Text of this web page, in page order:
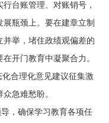
台账管理、对账销号，
瓶颈上。要在建章立制
举，堵住政绩观偏差的
开门教育中凝聚合力。
合理化意见建议征集激
急难愁盼。
，确保学习教育各项任